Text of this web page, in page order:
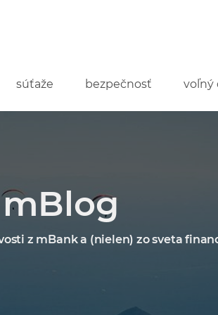
súťaže bezpečnosť voľný
mBlog
z mBank a (nielen) zo sveta